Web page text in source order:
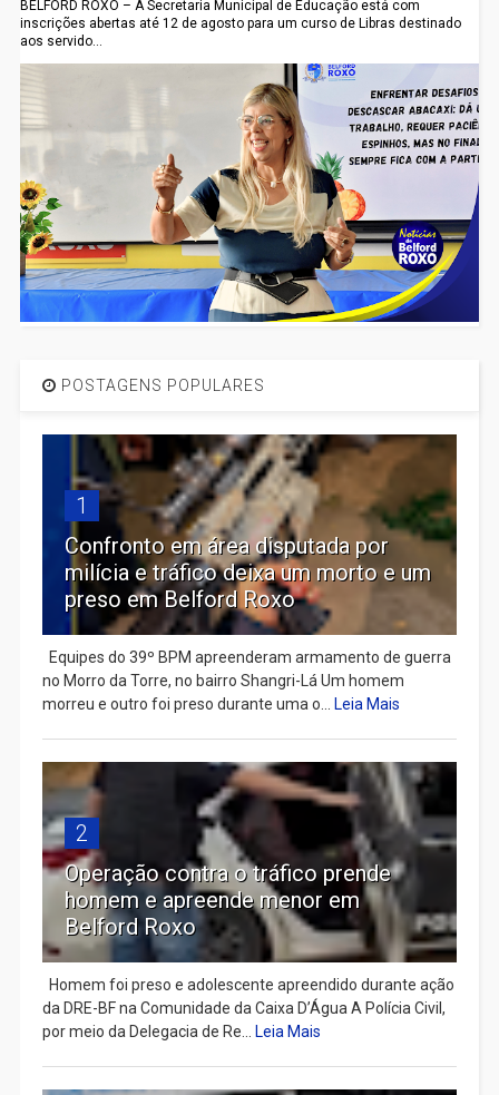
BELFORD ROXO – A Secretaria Municipal de Educação está com
inscrições abertas até 12 de agosto para um curso de Libras destinado
aos servido...
POSTAGENS POPULARES
1
Confronto em área disputada por
milícia e tráfico deixa um morto e um
preso em Belford Roxo
Equipes do 39º BPM apreenderam armamento de guerra
no Morro da Torre, no bairro Shangri-Lá Um homem
morreu e outro foi preso durante uma o... Leia Mais
2
Operação contra o tráfico prende
homem e apreende menor em
Belford Roxo
Homem foi preso e adolescente apreendido durante ação
da DRE-BF na Comunidade da Caixa D’Água A Polícia Civil,
por meio da Delegacia de Re... Leia Mais